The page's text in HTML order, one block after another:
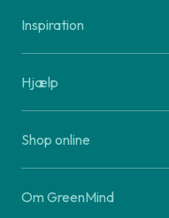
Inspiration
Hjælp
Shop online
Om GreenMind